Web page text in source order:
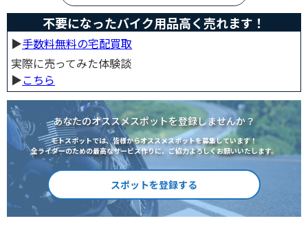
不要になったバイク用品高く売れます！
▶︎手数料無料の宅配買取
実際に売ってみた体験談
▶︎こちら
あなたのオススメスポットを登録しませんか？
モトスポットでは、皆様からオススメスポットを募集しています！
全ライダーのための最高なサービス作りに、ご協力よろしくお願いいたします。
スポットを登録する